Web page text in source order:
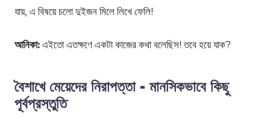
যায়, এ বিষয়ে চলো দুইজন মিলে লিখে ফেলি!
আনিকা: এইতো এতক্ষণে একটা কাজের কথা বলেছিস! তবে হয়ে যাক?
বৈশাখে মেয়েদের নিরাপত্তা - মানসিকভাবে কিছু
পূর্বপ্রস্তুতি